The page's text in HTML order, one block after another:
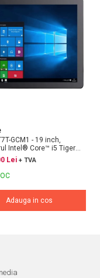
GCM1 - 19 inch,
Intel® Core™ i5 Tiger
DP, HDMI, LVDS și
Lei + TVA
Adauga in cos